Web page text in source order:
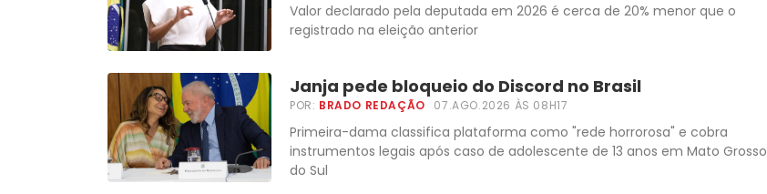
Valor declarado pela deputada em 2026 é cerca de 20% menor que o
registrado na eleição anterior
Janja pede bloqueio do Discord no Brasil
POR: BRADO REDAÇÃO 07.AGO.2026 ÀS 08H17
Primeira-dama classifica plataforma como "rede horrorosa" e cobra
instrumentos legais após caso de adolescente de 13 anos em Mato Grosso
do Sul